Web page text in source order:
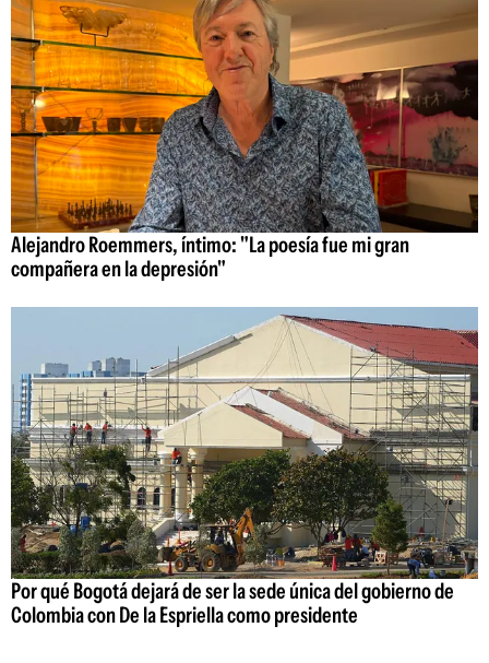
Alejandro Roemmers, íntimo: "La poesía fue mi gran
compañera en la depresión"
Por qué Bogotá dejará de ser la sede única del gobierno de
Colombia con De la Espriella como presidente